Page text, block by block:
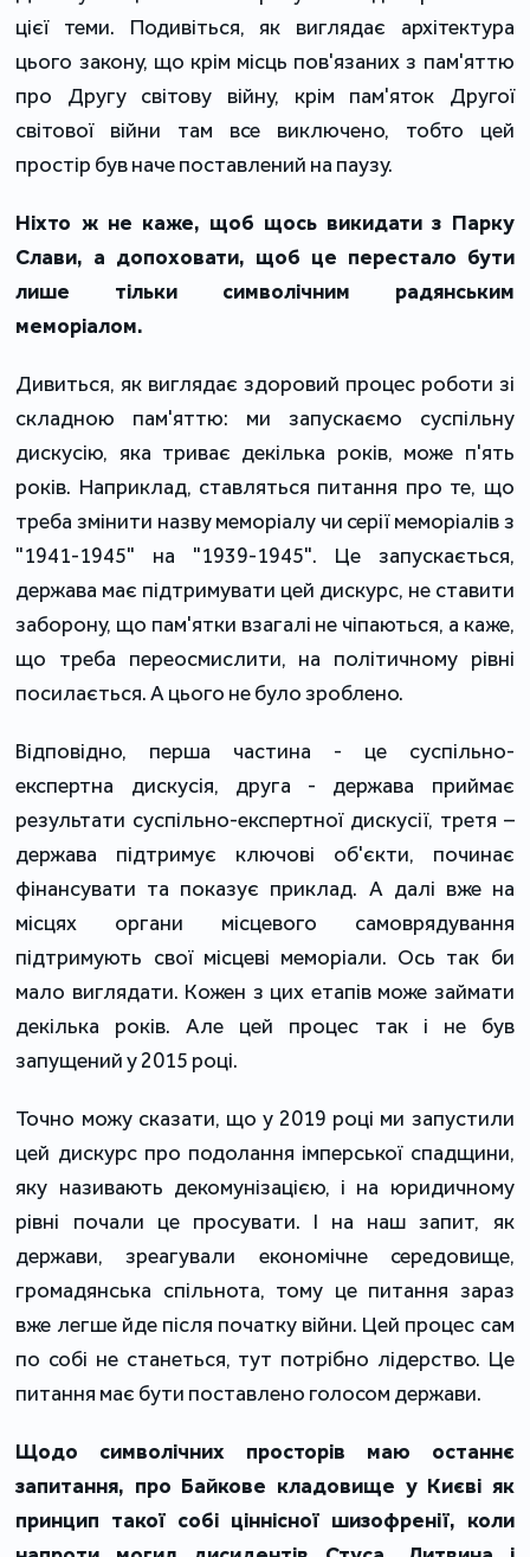
цієї теми. Подивіться, як виглядає архітектура
цього закону, що крім місць пов'язаних з пам'яттю
про Другу світову війну, крім пам'яток Другої
світової війни там все виключено, тобто цей
простір був наче поставлений на паузу.
Ніхто ж не каже, щоб щось викидати з Парку
Слави, а допоховати, щоб це перестало бути
лише тільки символічним радянським
меморіалом.
Дивиться, як виглядає здоровий процес роботи зі
складною пам'яттю: ми запускаємо суспільну
дискусію, яка триває декілька років, може п'ять
років. Наприклад, ставляться питання про те, що
треба змінити назву меморіалу чи серії меморіалів з
"1941-1945" на "1939-1945". Це запускається,
держава має підтримувати цей дискурс, не ставити
заборону, що пам'ятки взагалі не чіпаються, а каже,
що треба переосмислити, на політичному рівні
посилається. А цього не було зроблено.
Відповідно, перша частина - це суспільно-
експертна дискусія, друга - держава приймає
результати суспільно-експертної дискусії, третя –
держава підтримує ключові об'єкти, починає
фінансувати та показує приклад. А далі вже на
місцях органи місцевого самоврядування
підтримують свої місцеві меморіали. Ось так би
мало виглядати. Кожен з цих етапів може займати
декілька років. Але цей процес так і не був
запущений у 2015 році.
Точно можу сказати, що у 2019 році ми запустили
цей дискурс про подолання імперської спадщини,
яку називають декомунізацією, і на юридичному
рівні почали це просувати. І на наш запит, як
держави, зреагували економічне середовище,
громадянська спільнота, тому це питання зараз
вже легше йде після початку війни. Цей процес сам
по собі не станеться, тут потрібно лідерство. Це
питання має бути поставлено голосом держави.
Щодо символічних просторів маю останнє
запитання, про Байкове кладовище у Києві як
принцип такої собі ціннісної шизофренії, коли